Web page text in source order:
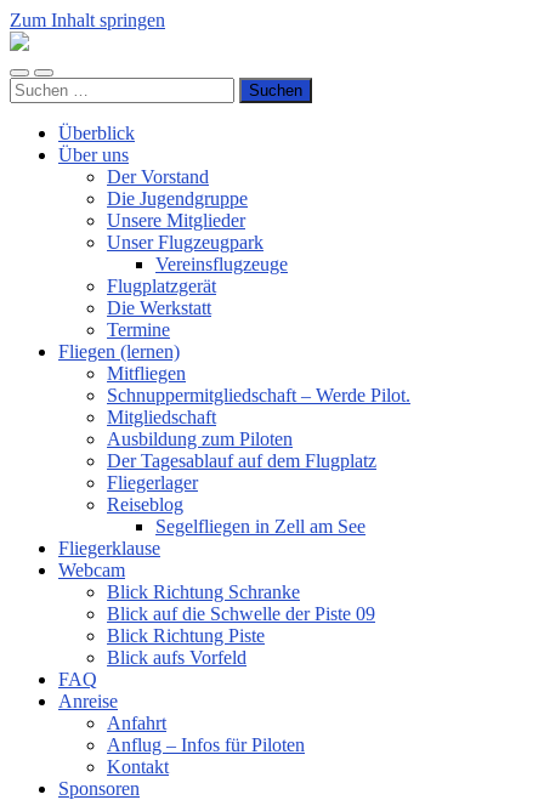
Zum Inhalt springen
Luftsportverein
e.V.
Mobile-
Menü
Suchfeld
ein-/ausblenden
Suchen
nach:
Überblick
Über uns
Der Vorstand
Die Jugendgruppe
Unsere Mitglieder
Unser Flugzeugpark
Vereinsflugzeuge
Flugplatzgerät
Die Werkstatt
Termine
Fliegen (lernen)
Mitfliegen
Schnuppermitgliedschaft – Werde Pilot.
Mitgliedschaft
Ausbildung zum Piloten
Der Tagesablauf auf dem Flugplatz
Fliegerlager
Reiseblog
Segelfliegen in Zell am See
Fliegerklause
Webcam
Blick Richtung Schranke
Blick auf die Schwelle der Piste 09
Blick Richtung Piste
Blick aufs Vorfeld
FAQ
Anreise
Anfahrt
Anflug – Infos für Piloten
Kontakt
Sponsoren